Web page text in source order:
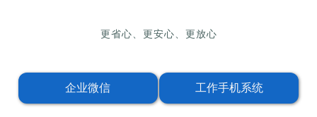
更省心、更安心、更放心
企业微信 工作手机系统